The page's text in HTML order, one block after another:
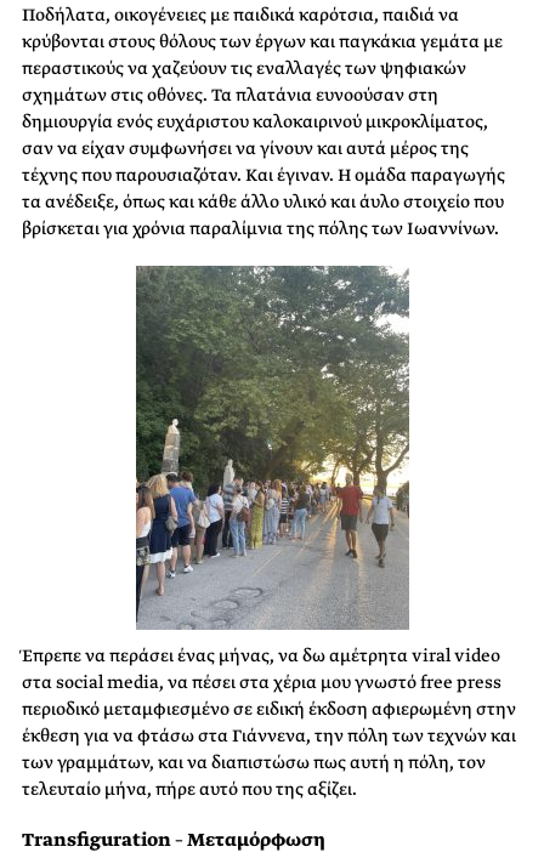
Ποδήλατα, οικογένειες με παιδικά καρότσια, παιδιά να
κρύβονται στους θόλους των έργων και παγκάκια γεμάτα με
περαστικούς να χαζεύουν τις εναλλαγές των ψηφιακών
σχημάτων στις οθόνες. Τα πλατάνια ευνοούσαν στη
δημιουργία ενός ευχάριστου καλοκαιρινού μικροκλίματος,
σαν να είχαν συμφωνήσει να γίνουν και αυτά μέρος της
τέχνης που παρουσιαζόταν. Και έγιναν. Η ομάδα παραγωγής
τα ανέδειξε, όπως και κάθε άλλο υλικό και άυλο στοιχείο που
βρίσκεται για χρόνια παραλίμνια της πόλης των Ιωαννίνων.
Έπρεπε να περάσει ένας μήνας, να δω αμέτρητα viral video
στα social media, να πέσει στα χέρια μου γνωστό free press
περιοδικό μεταμφιεσμένο σε ειδική έκδοση αφιερωμένη στην
έκθεση για να φτάσω στα Γιάννενα, την πόλη των τεχνών και
των γραμμάτων, και να διαπιστώσω πως αυτή η πόλη, τον
τελευταίο μήνα, πήρε αυτό που της αξίζει.
Transfiguration – Μεταμόρφωση